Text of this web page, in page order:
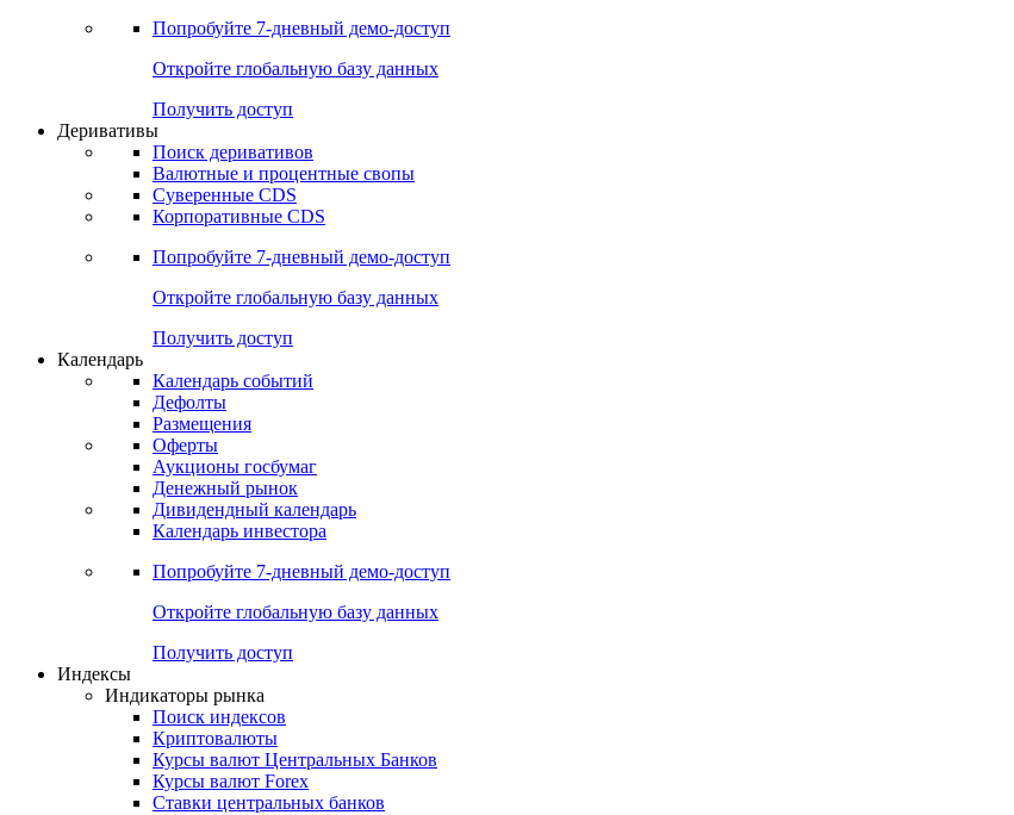
Попробуйте 7-дневный демо-доступ
Откройте глобальную базу данных
Получить доступ
Деривативы
Поиск деривативов
Валютные и процентные свопы
Суверенные CDS
Корпоративные CDS
Попробуйте 7-дневный демо-доступ
Откройте глобальную базу данных
Получить доступ
Календарь
Календарь событий
Дефолты
Размещения
Оферты
Аукционы госбумаг
Денежный рынок
Дивидендный календарь
Календарь инвестора
Попробуйте 7-дневный демо-доступ
Откройте глобальную базу данных
Получить доступ
Индексы
Индикаторы рынка
Поиск индексов
Криптовалюты
Курсы валют Центральных Банков
Курсы валют Forex
Ставки центральных банков